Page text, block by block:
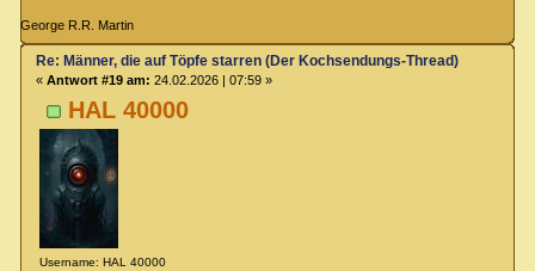
George R.R. Martin
HAL 40000
Username: HAL 40000
Re: Männer, die auf Töpfe starren (Der Kochsendungs-Thread)
« Antwort #19 am: 24.02.2026 | 07:59 »